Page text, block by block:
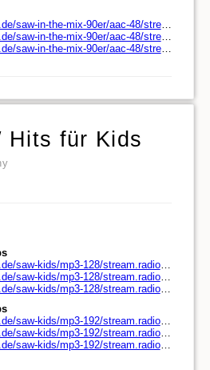
https://stream.radiosaw.de/saw-in-the-mix-90er/aac-48/stream.radiosaw.de/
https://stream.radiosaw.de/saw-in-the-mix-90er/aac-48/stream.radiosaw.de/play.pls
https://stream.radiosaw.de/saw-in-the-mix-90er/aac-48/stream.radiosaw.de/play.m3u
Hits für Kids
https://stream.radiosaw.de/saw-kids/mp3-128/stream.radiosaw.de/
https://stream.radiosaw.de/saw-kids/mp3-128/stream.radiosaw.de/play.pls
https://stream.radiosaw.de/saw-kids/mp3-128/stream.radiosaw.de/play.m3u
https://stream.radiosaw.de/saw-kids/mp3-192/stream.radiosaw.de/
https://stream.radiosaw.de/saw-kids/mp3-192/stream.radiosaw.de/play.pls
https://stream.radiosaw.de/saw-kids/mp3-192/stream.radiosaw.de/play.m3u